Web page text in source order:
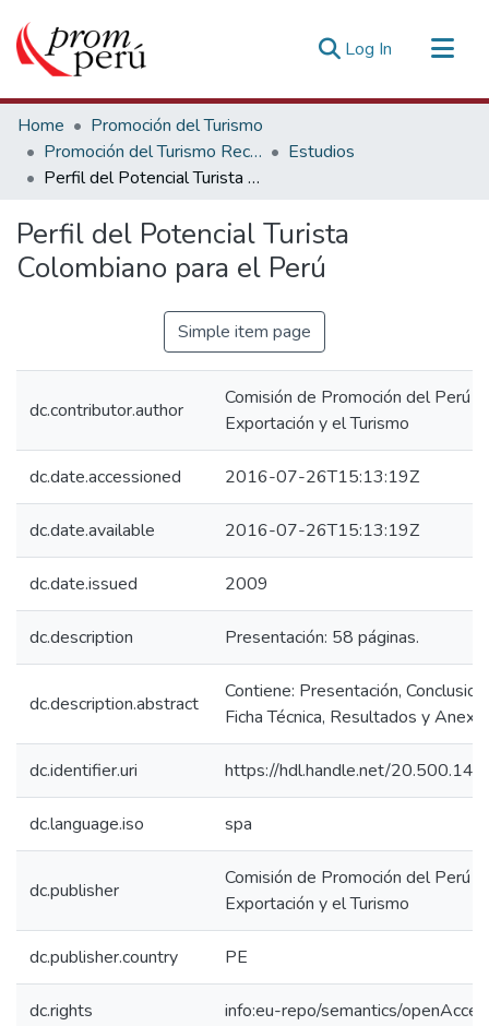
Log In (current)
Communities & Collections
All of DSpace
Statistics
Home
Promoción del Turismo
Promoción del Turismo Receptivo
Estudios
Perfil del Potencial Turista Colombiano para el Perú
Perfil del Potencial Turista
Colombiano para el Perú
Simple item page
dc.contributor.author
Comisión de Promoción del Perú
Exportación y el Turismo
dc.date.accessioned 2016-07-26T15:13:19Z
dc.date.available 2016-07-26T15:13:19Z
dc.date.issued 2009
dc.description Presentación: 58 páginas.
dc.description.abstract
Contiene: Presentación,
Ficha Técnica, Resultados y
dc.identifier.uri https://hdl.handle.net/
dc.language.iso spa
dc.publisher
Comisión de Promoción del Perú
Exportación y el Turismo
dc.publisher.country PE
dc.rights info:eu-repo/semantics/